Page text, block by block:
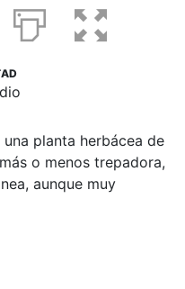
planta herbácea de
o menos trepadora,
aunque muy